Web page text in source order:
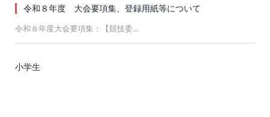
令和８年度 大会要項集、登録用紙等について
令和８年度大会要項集：【競技委…
小学生